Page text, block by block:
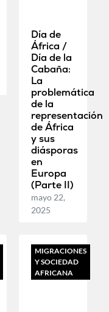
Día de
África /
Día de la
Cabaña:
La
problemática
de la
representación
de África
y sus
diásporas
en
Europa
(Parte II)
mayo 22,
2025
MIGRACIONES
Y SOCIEDAD
AFRICANA